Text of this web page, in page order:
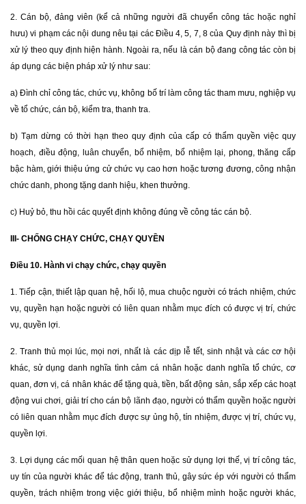
2. Cán bộ, đảng viên (kể cả những người đã chuyển công tác hoặc nghỉ
hưu) vi phạm các nội dung nêu tại các Điều 4, 5, 7, 8 của Quy định này thì bị
xử lý theo quy định hiện hành. Ngoài ra, nếu là cán bộ đang công tác còn bị
áp dụng các biện pháp xử lý như sau:
a) Đình chỉ công tác, chức vụ, không bố trí làm công tác tham mưu, nghiệp vụ
về tổ chức, cán bộ, kiểm tra, thanh tra.
b) Tạm dừng có thời hạn theo quy định của cấp có thẩm quyền việc quy
hoạch, điều động, luân chuyển, bổ nhiệm, bổ nhiệm lại, phong, thăng cấp
bậc hàm, giới thiệu ứng cử chức vụ cao hơn hoặc tương đương, công nhận
chức danh, phong tặng danh hiệu, khen thưởng.
c) Huỷ bỏ, thu hồi các quyết định không đúng về công tác cán bộ.
III- CHỐNG CHẠY CHỨC, CHẠY QUYỀN
Điều 10. Hành vi chạy chức, chạy quyền
1. Tiếp cận, thiết lập quan hệ, hối lộ, mua chuộc người có trách nhiệm, chức
vụ, quyền hạn hoặc người có liên quan nhằm mục đích có được vị trí, chức
vụ, quyền lợi.
2. Tranh thủ mọi lúc, mọi nơi, nhất là các dịp lễ tết, sinh nhật và các cơ hội
khác, sử dụng danh nghĩa tình cảm cá nhân hoặc danh nghĩa tổ chức, cơ
quan, đơn vị, cá nhân khác để tặng quà, tiền, bất động sản, sắp xếp các hoạt
động vui chơi, giải trí cho cán bộ lãnh đạo, người có thẩm quyền hoặc người
có liên quan nhằm mục đích được sự ủng hộ, tín nhiệm, được vị trí, chức vụ,
quyền lợi.
3. Lợi dụng các mối quan hệ thân quen hoặc sử dụng lợi thế, vị trí công tác,
uy tín của người khác để tác động, tranh thủ, gây sức ép với người có thẩm
quyền, trách nhiệm trong việc giới thiệu, bổ nhiệm mình hoặc người khác,